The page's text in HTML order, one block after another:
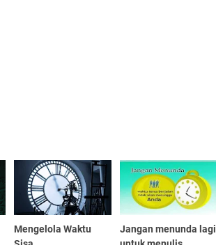
Mengelola Waktu
Jangan menunda lagi